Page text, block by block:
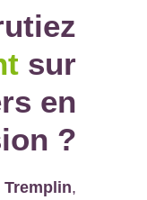
sur
en
?
,